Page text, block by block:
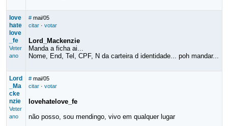
love
hate
love
_fe
Veter
ano
# mai/05
citar· votar
Lord_Mackenzie
Manda a ficha ai...
Nome, End, Tel, CPF, N da carteira d identidade... poh mandar...
Lord
_Ma
cke
nzie
Veter
ano
# mai/05
citar· votar
lovehatelove_fe
não posso, sou mendingo, vivo em qualquer lugar